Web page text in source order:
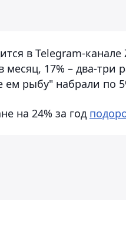
в Telegram-канале
17% – два-три
рыбу" набрали по
на 24% за год